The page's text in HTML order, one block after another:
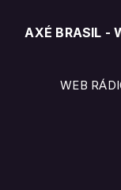
AXÉ BRASIL -
WEB